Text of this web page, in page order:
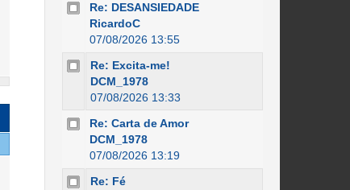
Re: DESANSIEDADE
RicardoC
07/08/2026 13:55
Re: Excita-me!
DCM_1978
07/08/2026 13:33
Re: Carta de Amor
DCM_1978
07/08/2026 13:19
Re: Fé